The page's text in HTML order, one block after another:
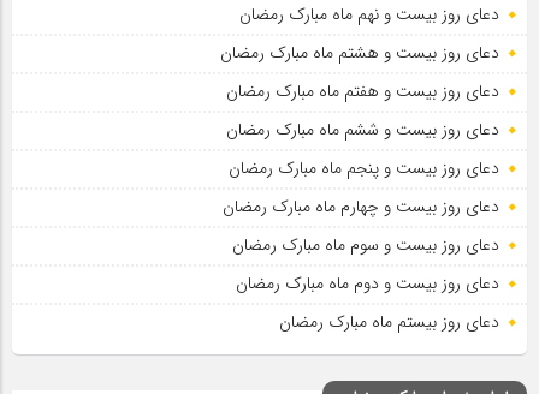
دعای روز بیست و نهم ماه مبارک رمضان
دعای روز بیست و هشتم ماه مبارک رمضان
دعای روز بیست و هفتم ماه مبارک رمضان
دعای روز بیست و ششم ماه مبارک رمضان
دعای روز بیست و پنجم ماه مبارک رمضان
دعای روز بیست و چهارم ماه مبارک رمضان
دعای روز بیست و سوم ماه مبارک رمضان
دعای روز بیست و دوم ماه مبارک رمضان
دعای روز بیستم ماه مبارک رمضان